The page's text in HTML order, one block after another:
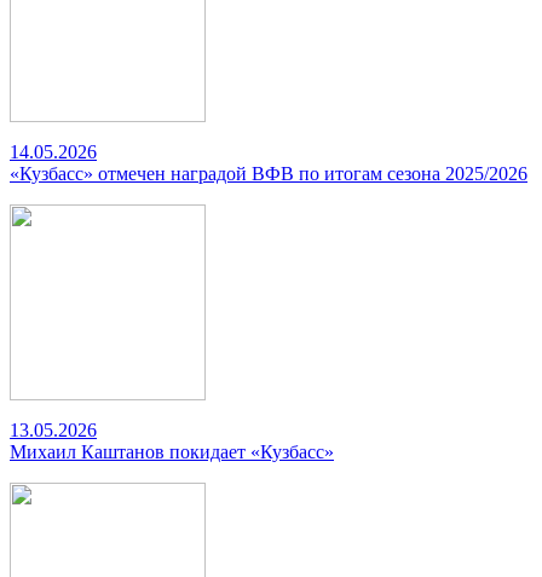
14.05.2026
«Кузбасс» отмечен наградой ВФВ по итогам сезона 2025/2026
13.05.2026
Михаил Каштанов покидает «Кузбасс»